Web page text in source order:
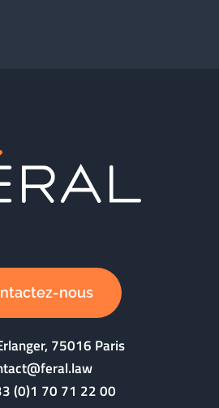
nous
75016 Paris
(0)1 70 71 22 00